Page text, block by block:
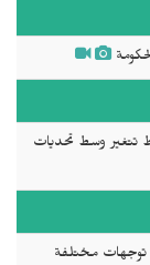
تتغير وسط تحديات
توجهات مختلفة